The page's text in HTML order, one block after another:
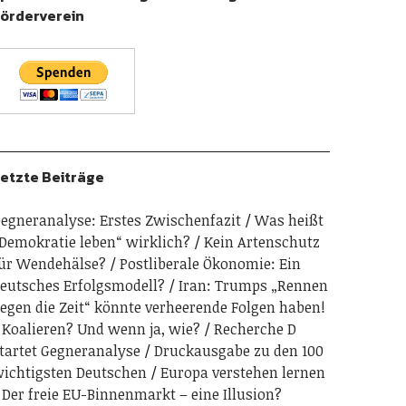
Beiträge
Erstes Zwischenfazit
Was heißt
leben“ wirklich?
Kein Artenschutz
Wendehälse?
Postliberale Ökonomie: Ein
Erfolgsmodell?
Iran: Trumps „Rennen
die Zeit“ könnte verheerende Folgen haben!
Koalieren? Und wenn ja, wie?
Recherche D
Gegneranalyse
Druckausgabe zu den 100
Deutschen
Europa verstehen lernen
Der freie EU-Binnenmarkt – eine Illusion?